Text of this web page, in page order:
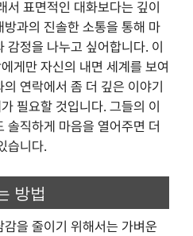
서 표면적인 대화보다는 깊이
과의 진솔한 소통을 통해 마
감정을 나누고 싶어합니다. 이
게만 자신의 내면 세계를 보여
연락에서 좀 더 깊은 이야기
필요할 것입니다. 그들의 이
솔직하게 마음을 열어주면 더
습니다.
방법
을 줄이기 위해서는 가벼운